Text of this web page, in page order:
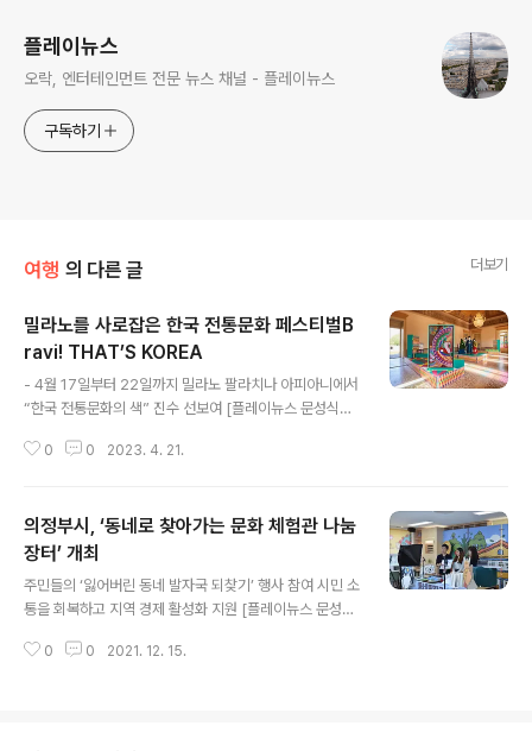
플레이뉴스
오락, 엔터테인먼트 전문 뉴스 채널 - 플레이뉴스
구독하기
여행 의 다른 글 더보기
밀라노를 사로잡은 한국 전통문화 페스티벌B
ravi! THAT’S KOREA
​- 4월 17일부터 22일까지 밀라노 팔라치나 아피아니에서
“한국 전통문화의 색” 진수 선보여 [플레이뉴스 문성식기
공예·디자인문화진흥원(원장 김태훈, 이하 공진원)이 주최
니에서 개막했다. 이 행사는 한류에 대한 국제적 관심이 높
아짐에 따라 세계 문화교류의 장을 마련해 우리나라의 역
사와 고유문화를 널리 알리기 위한 사업이다. 해외 거점에
서 전통문화 전시와 체험 행사 해외기관과의 협업 프로젝
트 등을 추진하며 올해는 이탈리아 밀라노와 베니스, 브레
시아 3개 도시에서 한복과 한지, 한식 등 전통문화를 선보
0 0 2023. 4. 21.
의정부시, ‘동네로 찾아가는 문화 체험관 나눔
장터’ 개최
주민들의 ‘잃어버린 동네 발자국 되찾기’ 행사 참여 시민 소
통을 회복하고 지역 경제 활성화 지원 [플레이뉴스 문성식
단계에 맞춰 지역의 사회적 경제 기업 판로 지원과 시민 위
0 0 2021. 12. 15.